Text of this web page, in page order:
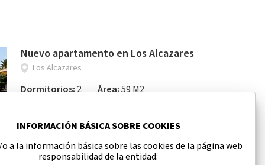
Nuevo apartamento en Los Alcazares
Los Alcazares
Dormitorios:2 Área:59 M2
INFORMACIÓN BÁSICA SOBRE COOKIES
a la información básica sobre las cookies de la página web
responsabilidad de la entidad: